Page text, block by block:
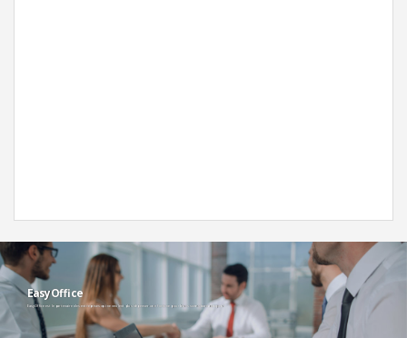
98 HT
Acheter EasyOffice est le partenaire des entreprises qui ne veulent plus dépenser une fortune pour leurs suites bureautiques !
EasyOffice
EasyOffice est le partenaire des entreprises qui ne veulent plus dépenser une fortune pour leurs suites bureautiques !